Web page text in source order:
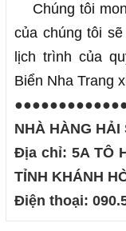
Chúng tôi
của chúng tôi
lịch trình của
Biển Nha Trang
NHÀ HÀNG HẢI
Địa chỉ: 5A TÔ
TỈNH KHÁNH
Điện thoại: